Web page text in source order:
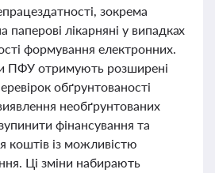
зокрема
паперові лікарняні у випадках
формування електронних.
ПФУ отримують розширені
обґрунтованості
необґрунтованих
фінансування та
коштів із можливістю
Ці зміни набирають